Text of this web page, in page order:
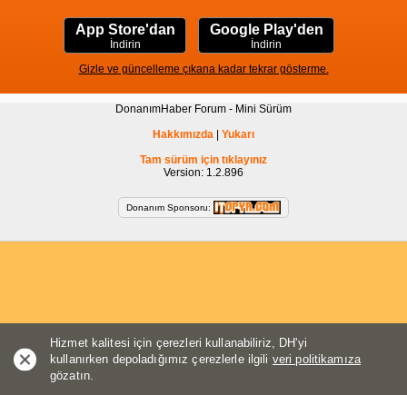
App Store'dan
İndirin
Google Play'den
İndirin
Gizle ve güncelleme çıkana kadar tekrar gösterme.
DonanımHaber Forum - Mini Sürüm
Hakkımızda
Yukarı
Tam sürüm için tıklayınız
Version: 1.2.896
Donanım Sponsoru:
Hizmet kalitesi için çerezleri kullanabiliriz, DH'yi
kullanırken depoladığımız çerezlerle ilgili veri politikamıza
gözatın.